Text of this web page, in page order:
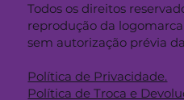
Todos os direitos
reprodução da
sem autorização prévia
Política de Privacidade.
Política de Troca e